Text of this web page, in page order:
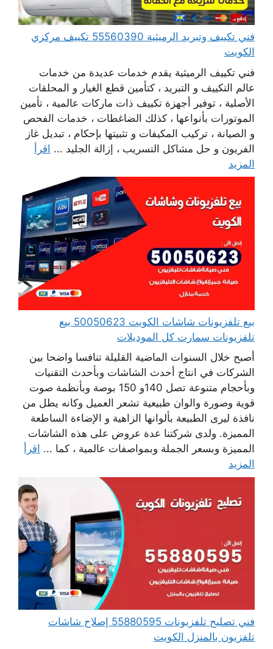
فني تكييف وتبريد الرميثية 55560390 تكييف مركزي
الكويت
فني تكييف الرميثية يقدم خدمات عديدة من خدمات
عالم التكييف و التبريد ، كتأمين قطع الغيار و المحلقات
الأصلية ، توفير أجهزة تكييف ذات ماركات عالمية ، تأمين
الموتورات بأنواعها ، كذلك الضاغطات ، خدمات الفحص
و الصيانة ، تركيب المكيفات و تثبيتها بإحكام ، تبديل غاز
الفريون و حل مشاكل التسريب ، إزالة الجليد ... اقرأ
المزيد
بيع تلفزيونات شاشات الكويت 50050623 بيع
تلفزيونات سمارت كل الموديلات
أصبح خلال السنوات الماضية القليلة تنافسا واضحا بين
الشركات في انتاج أحدث الشاشات وبأحدث التقنيات
وبأحجام متنوعة تصل 140و 150 بوصة وبأنظمة صوت
قوية وصورة والوان طبيعية تشعر العميل وكانه يطل من
نافذة ليرى الطبيعة بألوانها الزاهية و الإضاءة الساطعة
المميزة. ولدى شركتنا عدة عروض على هذه الشاشات
المميزة وبسعر الجملة وبمواصفات عالمية ، كما ... اقرأ
المزيد
فني تصليح تلفزيونات 55880595 إصلاح شاشات
تلفزيون بالمنزل الكويت